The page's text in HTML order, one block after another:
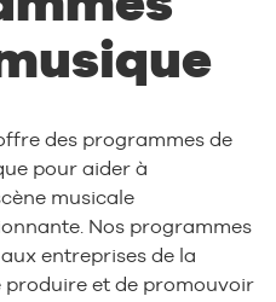
des programmes de
pour aider à
musicale
Nos programmes
entreprises de la
produire et de promouvoir